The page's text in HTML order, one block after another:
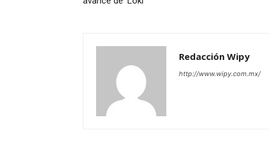
Redacción Wipy
http://www.wipy.com.mx/